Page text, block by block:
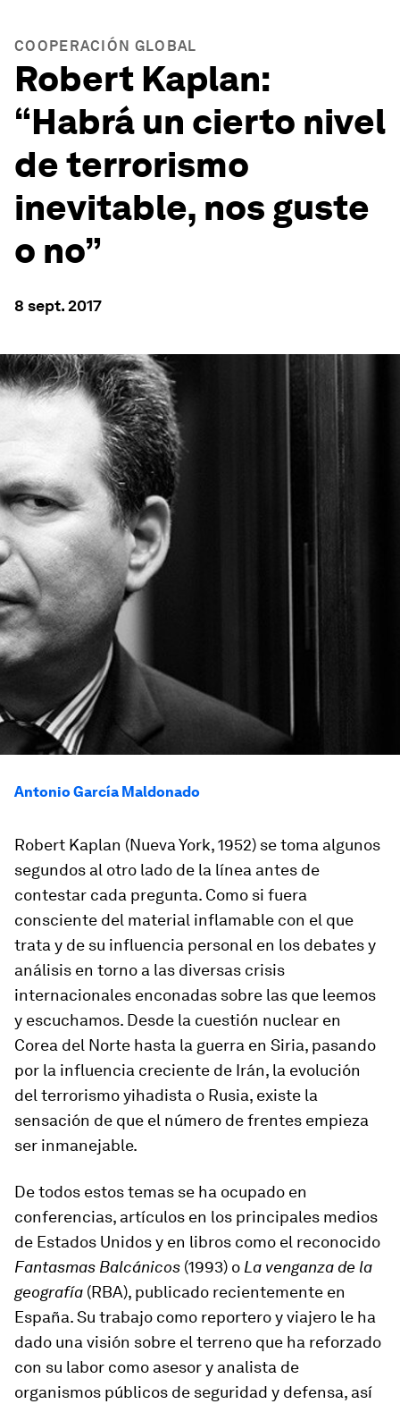
COOPERACIÓN GLOBAL
Robert Kaplan:
“Habrá un cierto nivel
de terrorismo
inevitable, nos guste
o no”
8 sept. 2017
Antonio García Maldonado
Robert Kaplan (Nueva York, 1952) se toma algunos
segundos al otro lado de la línea antes de
contestar cada pregunta. Como si fuera
consciente del material inflamable con el que
trata y de su influencia personal en los debates y
análisis en torno a las diversas crisis
internacionales enconadas sobre las que leemos
y escuchamos. Desde la cuestión nuclear en
Corea del Norte hasta la guerra en Siria, pasando
por la influencia creciente de Irán, la evolución
del terrorismo yihadista o Rusia, existe la
sensación de que el número de frentes empieza
ser inmanejable.
De todos estos temas se ha ocupado en
conferencias, artículos en los principales medios
de Estados Unidos y en libros como el reconocido
Fantasmas Balcánicos (1993) o La venganza de la
geografía (RBA), publicado recientemente en
España. Su trabajo como reportero y viajero le ha
dado una visión sobre el terreno que ha reforzado
con su labor como asesor y analista de
organismos públicos de seguridad y defensa, así